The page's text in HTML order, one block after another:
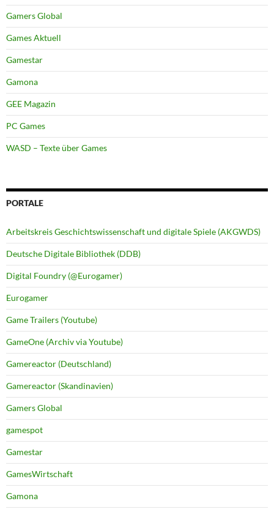
Gamers Global
Games Aktuell
Gamestar
Gamona
GEE Magazin
PC Games
WASD – Texte über Games
PORTALE
Arbeitskreis Geschichtswissenschaft und digitale Spiele (AKGWDS)
Deutsche Digitale Bibliothek (DDB)
Digital Foundry (@Eurogamer)
Eurogamer
Game Trailers (Youtube)
GameOne (Archiv via Youtube)
Gamereactor (Deutschland)
Gamereactor (Skandinavien)
Gamers Global
gamespot
Gamestar
GamesWirtschaft
Gamona